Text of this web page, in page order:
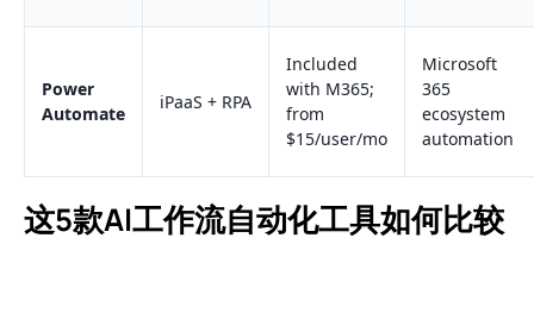
Power
Automate
iPaaS + RPA
Included
with M365;
from
$15/user/mo
Microsoft
365
ecosystem
automation
这5款AI工作流自动化工具如何比较